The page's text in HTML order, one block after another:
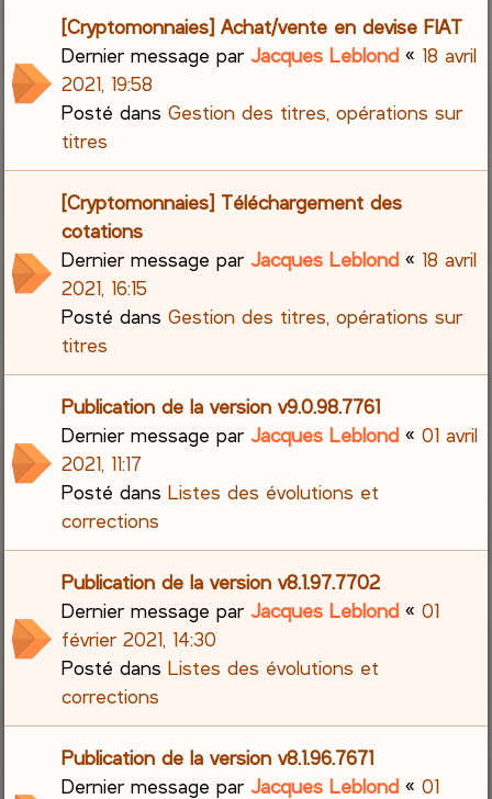
[Cryptomonnaies] Achat/vente en devise FIAT
Dernier message parJacques Leblond « 18 avril
2021, 19:58
Posté dansGestion des titres, opérations sur
titres
[Cryptomonnaies] Téléchargement des
cotations
Dernier message parJacques Leblond « 18 avril
2021, 16:15
Posté dansGestion des titres, opérations sur
titres
Publication de la version v9.0.98.7761
Dernier message parJacques Leblond «01 avril
2021, 11:17
Posté dansListes des évolutions et
corrections
Publication de la version v8.1.97.7702
Dernier message parJacques Leblond «01
février 2021, 14:30
Posté dansListes des évolutions et
corrections
Publication de la version v8.1.96.7671
Dernier message parJacques Leblond «01